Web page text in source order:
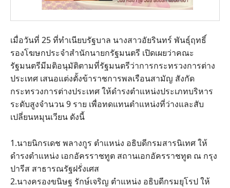
เมื่อวันที่ 25 ที่ทำเนียบรัฐบาล นางสาวอัยรินทร์ พันธุ์ฤทธิ์
รองโฆษกประจำสำนักนายกรัฐมนตรี เปิดเผยว่าคณะ
รัฐมนตรีมีมติอนุมัติตามที่รัฐมนตรีว่าการกระทรวงการต่าง
ประเทศ เสนอแต่งตั้งข้าราชการพลเรือนสามัญ สังกัด
กระทรวงการต่างประเทศ ให้ดำรงตำแหน่งประเภทบริหาร
ระดับสูงจำนวน 9 ราย เพื่อทดแทนตำแหน่งที่ว่างและสับ
เปลี่ยนหมุนเวียน ดังนี้
1.นายนิกรเดช พลางกูร ตำแหน่ง อธิบดีกรมสารนิเทศ ให้
ดำรงตำแหน่ง เอกอัครราชทูต สถานเอกอัครราชทูต ณ กรุง
ปารีส สาธารณรัฐฝรั่งเศส
2.นางครองขนิษฐ รักษ์เจริญ ตำแหน่ง อธิบดีกรมยุโรป ให้